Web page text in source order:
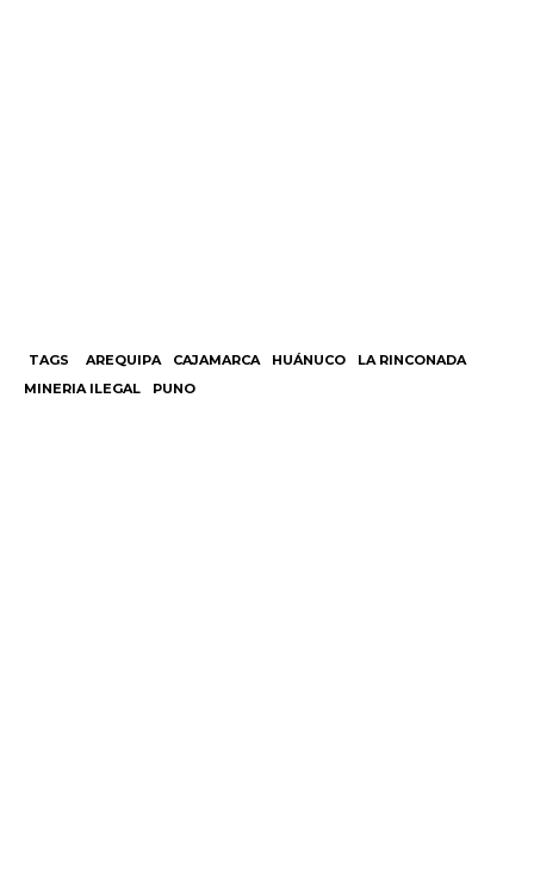
TAGS AREQUIPA CAJAMARCA HUÁNUCO
LA RINCONADA
MINERIA ILEGAL
PUNO